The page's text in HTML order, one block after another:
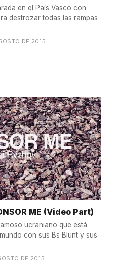
en el País Vasco con
destrozar todas las rampas
DE 2015
ME (Video Part)
ucraniano que está
con sus Bs Blunt y sus
DE 2015